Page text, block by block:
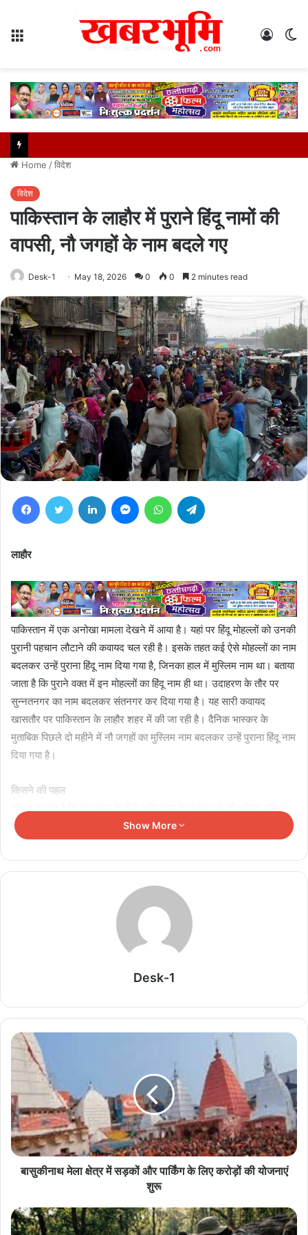
Log
Home /विदेश
विदेश
पाकिस्तान के लाहौर में पुराने हिंदू नामों की
वापसी, नौ जगहों के नाम बदले गए
Desk-1 May 18, 2026 0 0 2 minutes read
FacebookTwitter LinkedIn MessengerWhatsApp
लाहौर
पाकिस्तान में एक अनोखा मामला देखने में आया है। यहां पर हिंदू मोहल्लों को उनकी
पुरानी पहचान लौटाने की कवायद चल रही है। इसके तहत कई ऐसे मोहल्लों का नाम
बदलकर उन्हें पुराना हिंदू नाम दिया गया है, जिनका हाल में मुस्लिम नाम था। बताया
जाता है कि पुराने वक्त में इन मोहल्लों का हिंदू नाम ही था। उदाहरण के तौर पर
सुन्नतनगर का नाम बदलकर संतनगर कर दिया गया है। यह सारी कवायद
खासतौर पर पाकिस्तान के लाहौर शहर में की जा रही है। दैनिक भास्कर के
मुताबिक पिछले दो महीने में नौ जगहों का मुस्लिम नाम बदलकर उन्हें पुराना हिंदू नाम
दिया गया है।
किसने की पहल
बताया जा रहा है कि इस पहल के पीछे पाकिस्तान के पंजाब सूबे की मुखिया मरियम
नवाज हैं। दैनिक भास्कर के मुताबिक मरियम ने मार्च महीने में एक बैठक बुलाई थी।
हेरिटेज एरिया रिवाइवल। इसी दौरान यह फैसला किया गया कि लाहौर शहर के नए
तर्क, यूरोप से प्रेरणा लेने का है। नवाज के मुताबिक हमें लाहौर के पुराने इतिहास को
अपनों ने कहा- ‘आत्मघाती कदम’
Thailand Shooting: छात्र ने पहले दादा-दादी की हत्या
की, फिर स्कूल में टीचर और बच्चों पर किया जानलेवा हमला; 8
की मौत
August 7, 2026
Heatwave का कहर! यूरोप की ‘गंगा’ सूखने के कगार पर,
सैटेलाइट तस्वीरों में दिखी नदी की मिट्टी
August 6, 2026
Sheikh Hasina Press Conference: दिल्ली से दिए
बयान के बाद बांग्लादेश में मचा सियासी बवाल, मीडिया में तीखी
Show More
Desk-1
बासुकीनाथ मेला क्षेत्र में सड़कों और पार्किंग के लिए करोड़ों की योजनाएं
शुरू